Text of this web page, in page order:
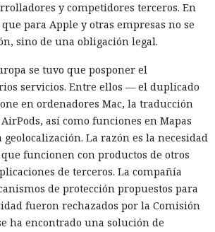
y competidores terceros. En
para Apple y otras empresas no se
sino de una obligación legal.
se tuvo que posponer el
servicios. Entre ellos — el duplicado
en ordenadores Mac, la traducción
así como funciones en Mapas
La razón es la necesidad
funcionen con productos de otros
de terceros. La compañía
de protección propuestos para
fueron rechazados por la Comisión
ha encontrado una solución de